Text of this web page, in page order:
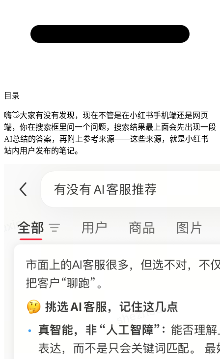
目录
嗨👋大家有没有发现，现在不管是在小红书手机端还是网页
端，你在搜索框里问一个问题，搜索结果最上面会先出现一段
AI总结的答案，再附上参考来源——这些来源，就是小红书
站内用户发布的笔记。